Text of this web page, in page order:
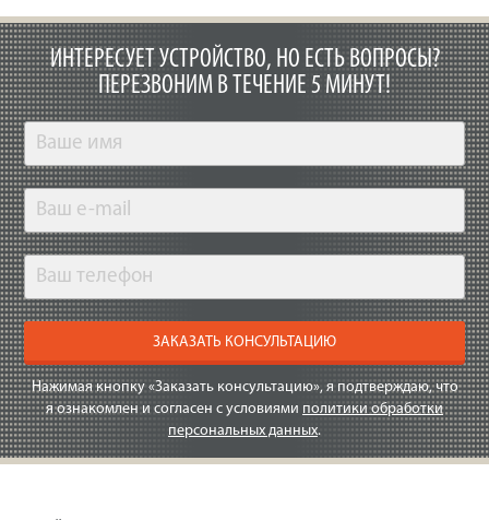
ИНТЕРЕСУЕТ УСТРОЙСТВО, НО ЕСТЬ ВОПРОСЫ?
ПЕРЕЗВОНИМ В ТЕЧЕНИЕ 5 МИНУТ!
ЗАКАЗАТЬ КОНСУЛЬТАЦИЮ
Нажимая кнопку «Заказать консультацию», я подтверждаю, что
я ознакомлен и согласен с условиями политики обработки
персональных данных.